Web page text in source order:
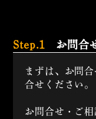
Step.1 お問合
まずは、お問
合せください。
お問合せ・ご